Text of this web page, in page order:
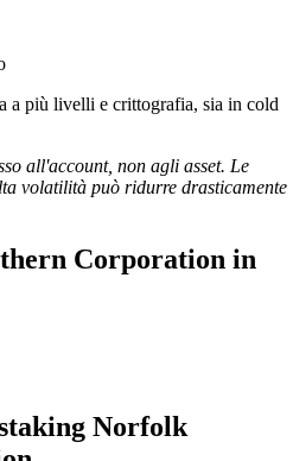
a più livelli e crittografia, sia in cold
all'account, non agli asset. Le
volatilità può ridurre drasticamente
Corporation in
Norfolk